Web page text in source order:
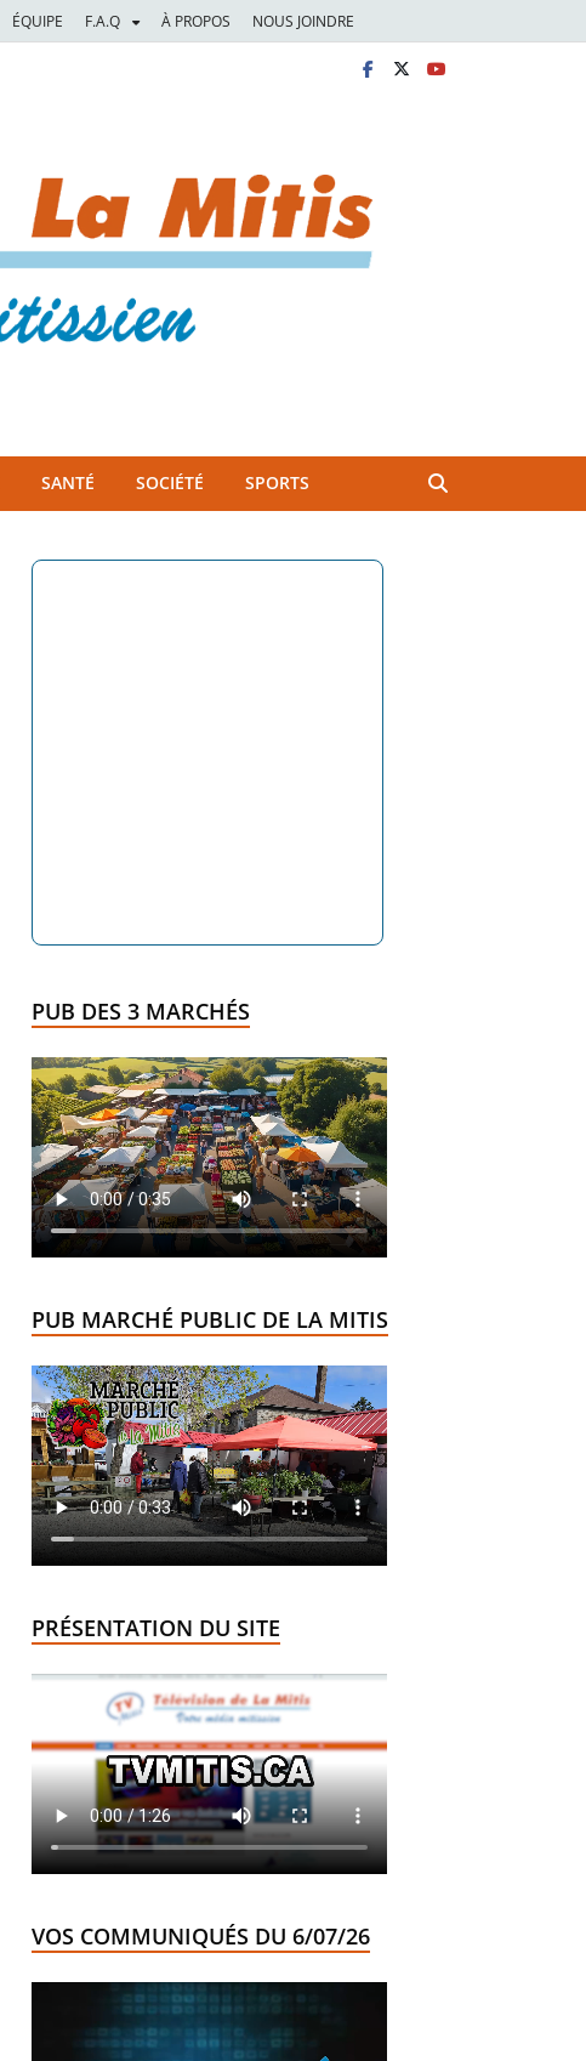
ÉQUIPE F.A.Q À PROPOS NOUS JOINDRE
SANTÉ SOCIÉTÉ SPORTS
PUB DES 3 MARCHÉS
PUB MARCHÉ PUBLIC DE LA MITIS
PRÉSENTATION DU SITE
VOS COMMUNIQUÉS DU 6/07/26